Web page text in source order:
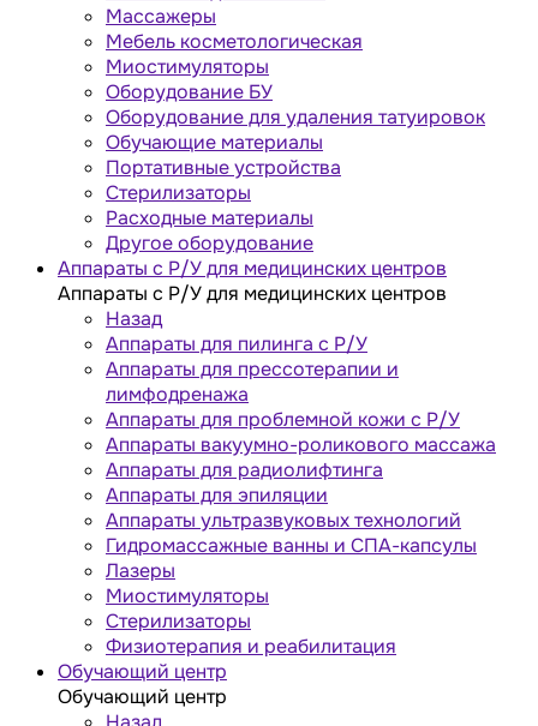
Массажеры
Мебель косметологическая
Миостимуляторы
Оборудование БУ
Оборудование для удаления татуировок
Обучающие материалы
Портативные устройства
Стерилизаторы
Расходные материалы
Другое оборудование
Аппараты с Р/У для медицинских центров
Аппараты с Р/У для медицинских центров
Назад
Аппараты для пилинга с Р/У
Аппараты для прессотерапии и
лимфодренажа
Аппараты для проблемной кожи с Р/У
Аппараты вакуумно-роликового массажа
Аппараты для радиолифтинга
Аппараты для эпиляции
Аппараты ультразвуковых технологий
Гидромассажные ванны и СПА-капсулы
Лазеры
Миостимуляторы
Стерилизаторы
Физиотерапия и реабилитация
Обучающий центр
Обучающий центр